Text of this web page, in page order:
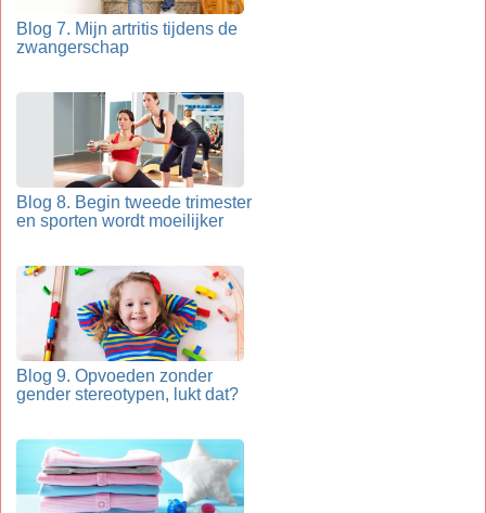
Blog 7. Mijn artritis tijdens de
zwangerschap
Blog 8. Begin tweede trimester
en sporten wordt moeilijker
Blog 9. Opvoeden zonder
gender stereotypen, lukt dat?